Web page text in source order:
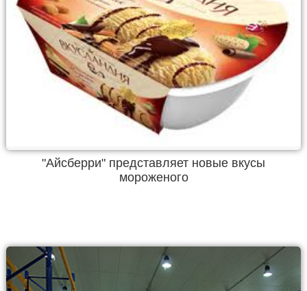
"Айсберри" представляет новые вкусы
мороженого